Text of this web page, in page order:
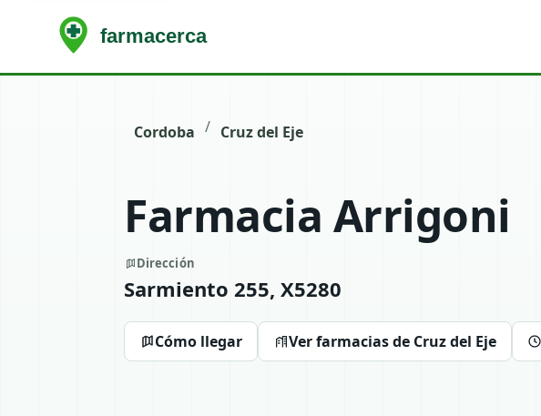
Cordoba / Cruz del Eje
Farmacia Arrigoni
Dirección
Sarmiento 255, X5280
Cómo llegar Ver farmacias de Cruz del Eje